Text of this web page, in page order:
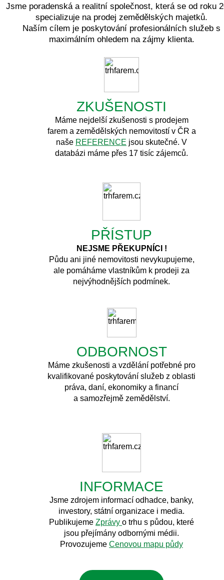
Jsme poradenská a realitní společnost, která se od roku
specializuje na prodej zemědělských majetků.
Naším cílem je poskytování profesionálních služeb s
maximálním ohledem na zájmy klienta.
ZKUŠENOSTI
Máme nejdelší zkušenosti s prodejem
farem a zemědělských nemovitostí v ČR a
naše REFERENCE jsou skutečné. V
databázi máme přes 17 tisíc zájemců.
PŘÍSTUP
NEJSME PŘEKUPNÍCI !
Půdu ani jiné nemovitosti nevykupujeme,
ale pomáháme vlastníkům k prodeji za
nejvýhodnějších podmínek.
ODBORNOST
Máme zkušenosti a vzdělání potřebné pro
kvalifikované poskytování služeb z oblasti
práva, daní, ekonomiky a financí
a samozřejmě zemědělství.
INFORMACE
Jsme zdrojem informací odhadce, banky,
investory, státní organizace i media.
Publikujeme Zprávy o trhu s půdou, které
jsou přejímány odbornými médii.
Provozujeme Cenovou mapu půdy